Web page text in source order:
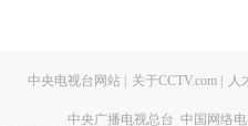
中央电视台网站 关于CCTV.com 人
中央广播电视总台 中国网络